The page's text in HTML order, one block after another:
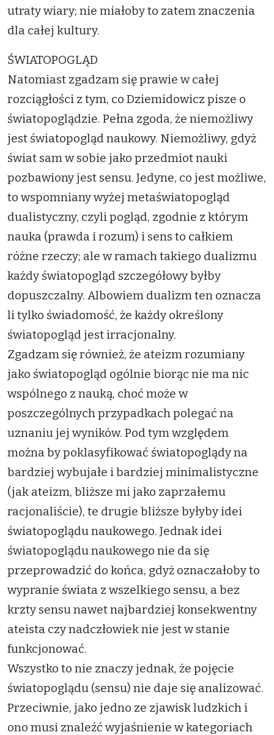
utraty wiary; nie miałoby to zatem znaczenia
dla całej kultury.
ŚWIATOPOGLĄD
Natomiast zgadzam się prawie w całej
rozciągłości z tym, co Dziemidowicz pisze o
światopoglądzie. Pełna zgoda, że niemożliwy
jest światopogląd naukowy. Niemożliwy, gdyż
świat sam w sobie jako przedmiot nauki
pozbawiony jest sensu. Jedyne, co jest możliwe,
to wspomniany wyżej metaświatopogląd
dualistyczny, czyli pogląd, zgodnie z którym
nauka (prawda i rozum) i sens to całkiem
różne rzeczy; ale w ramach takiego dualizmu
każdy światopogląd szczegółowy byłby
dopuszczalny. Albowiem dualizm ten oznacza
li tylko świadomość, że każdy określony
światopogląd jest irracjonalny.
Zgadzam się również, że ateizm rozumiany
jako światopogląd ogólnie biorąc nie ma nic
wspólnego z nauką, choć może w
poszczególnych przypadkach polegać na
uznaniu jej wyników. Pod tym względem
można by poklasyfikować światopoglądy na
bardziej wybujałe i bardziej minimalistyczne
(jak ateizm, bliższe mi jako zaprzałemu
racjonaliście), te drugie bliższe byłyby idei
światopoglądu naukowego. Jednak idei
światopoglądu naukowego nie da się
przeprowadzić do końca, gdyż oznaczałoby to
wypranie świata z wszelkiego sensu, a bez
krzty sensu nawet najbardziej konsekwentny
ateista czy nadczłowiek nie jest w stanie
funkcjonować.
Wszystko to nie znaczy jednak, że pojęcie
światopoglądu (sensu) nie daje się analizować.
Przeciwnie, jako jedno ze zjawisk ludzkich i
ono musi znaleźć wyjaśnienie w kategoriach